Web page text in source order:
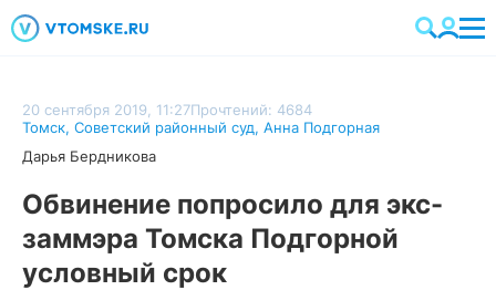
20 сентября 2019, 11:27Прочтений: 4684
Томск, Советский районный суд, Анна Подгорная
Дарья Бердникова
Обвинение попросило для экс-
заммэра Томска Подгорной
условный срок